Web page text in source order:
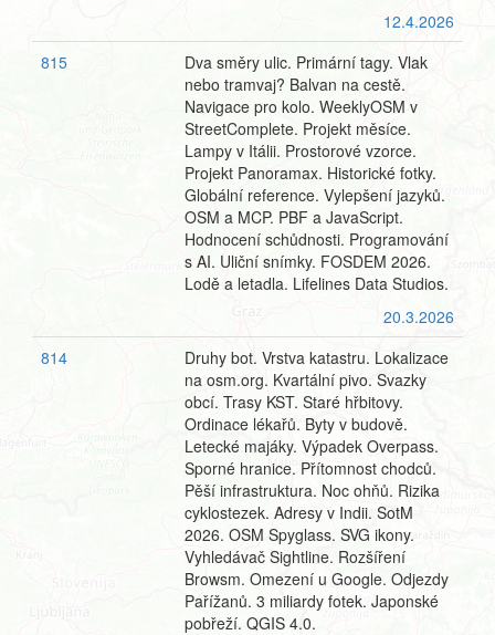
12.4.2026
815
Dva směry ulic. Primární tagy. Vlak
nebo tramvaj? Balvan na cestě.
Navigace pro kolo. WeeklyOSM v
StreetComplete. Projekt měsíce.
Lampy v Itálii. Prostorové vzorce.
Projekt Panoramax. Historické fotky.
Globální reference. Vylepšení jazyků.
OSM a MCP. PBF a JavaScript.
Hodnocení schůdnosti. Programování
s AI. Uliční snímky. FOSDEM 2026.
Lodě a letadla. Lifelines Data Studios.
20.3.2026
814
Druhy bot. Vrstva katastru. Lokalizace
na osm.org. Kvartální pivo. Svazky
obcí. Trasy KST. Staré hřbitovy.
Ordinace lékařů. Byty v budově.
Letecké majáky. Výpadek Overpass.
Sporné hranice. Přítomnost chodců.
Pěší infrastruktura. Noc ohňů. Rizika
cyklostezek. Adresy v Indii. SotM
2026. OSM Spyglass. SVG ikony.
Vyhledávač Sightline. Rozšíření
Browsm. Omezení u Google. Odjezdy
Pařížanů. 3 miliardy fotek. Japonské
pobřeží. QGIS 4.0.